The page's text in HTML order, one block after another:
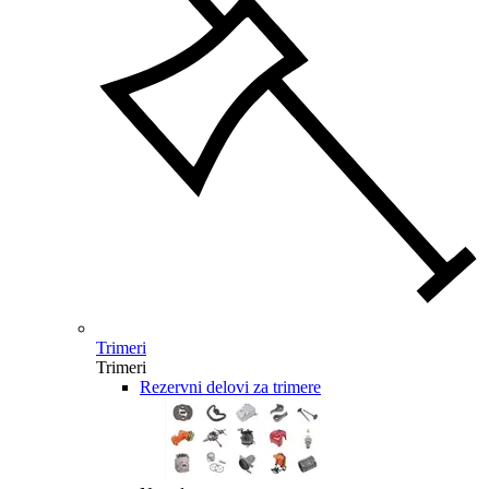
Trimeri
Trimeri
Rezervni delovi za trimere